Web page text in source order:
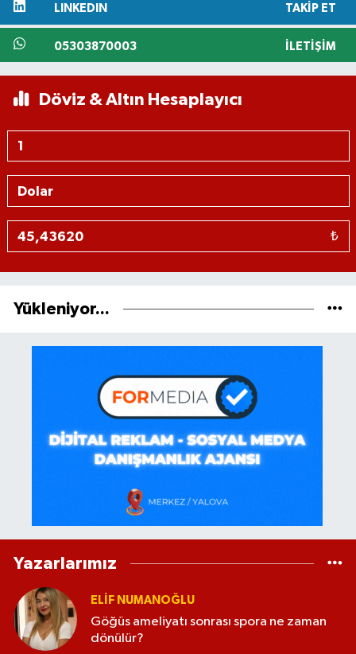
LINKEDIN TAKIP ET
05303870003 İLETIŞIM
Döviz & Altın Hesaplayıcı
₺
Yükleniyor...
Yazarlarımız
ELİF NUMANOĞLU
Göğüs ameliyatı sonrası spora ne zaman
dönülür?